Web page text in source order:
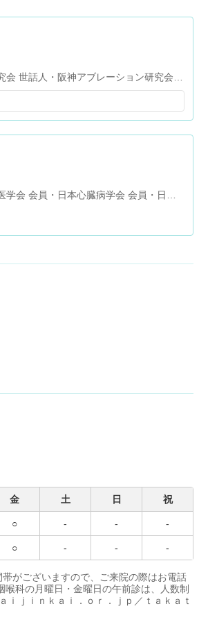
会 世話人・阪神アブレーション研究会
Co-director・Cather Ablation Course
イブデモンストレーション (CACAF) C
カンファレンス 幹事・臨床不整脈研究
医問題作成 委員・カテーテルアブレー
不整脈心電学会 評議員・高槻病院 不
会 会員・日本心臓病学会 会員・日本
金 土 日 祝
○ - - -
○ - - -
がございますので、ご来院の際はお電話
科の月曜日・金曜日の午前診は、人数制
ｉｊｉｎｋａｉ．ｏｒ．ｊｐ／ｔａｋａｔ